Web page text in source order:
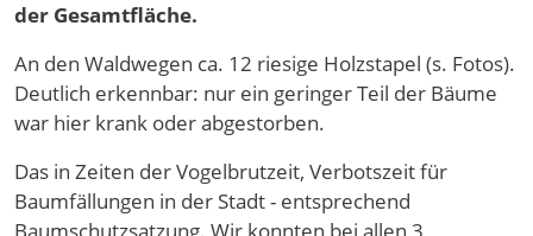
der Gesamtfläche.
An den Waldwegen ca. 12 riesige Holzstapel (s. Fotos).
Deutlich erkennbar: nur ein geringer Teil der Bäume
war hier krank oder abgestorben.
Das in Zeiten der Vogelbrutzeit, Verbotszeit für
Baumfällungen in der Stadt - entsprechend